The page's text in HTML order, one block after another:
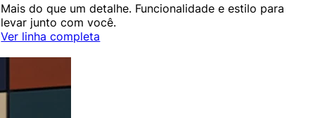
Mais do que um detalhe. Funcionalidade e estilo para
levar junto com você.
Ver linha completa